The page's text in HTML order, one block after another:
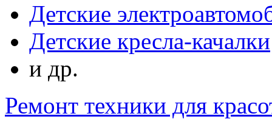
Детские
Детские кресла-качалки
и др.
Ремонт техники для